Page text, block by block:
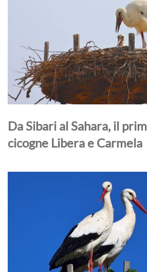
Da Sibari al Sahara, il
cicogne Libera e Carmela